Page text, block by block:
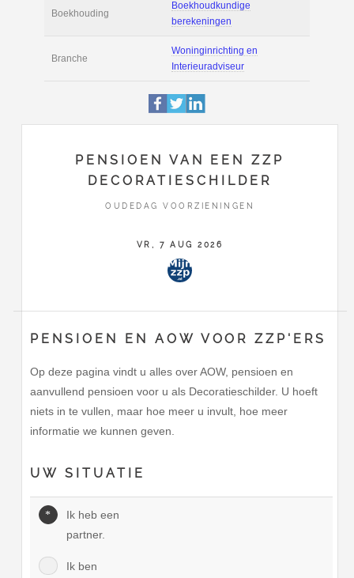
maand
Tarief € 50 per uur ex
Boekhoudsoftware
Boekhouding
Boekhoudkundige
PENSIOEN VAN EEN ZZP
DECORATIESCHILDER
OUDEDAG VOORZIENINGEN
VR, 7 AUG 2026
PENSIOEN EN AOW VOOR ZZP'ERS
Op deze pagina vindt u alles over AOW, pensioen en
aanvullend pensioen voor u als Decoratieschilder. U hoeft
niets in te vullen, maar hoe meer u invult, hoe meer
informatie we kunnen geven.
UW SITUATIE
Ik heb een
partner.
Ik ben